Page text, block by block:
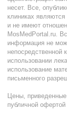
несет. Все,
клиниках
и не имеют
MosMedPortal.ru.
информация не
непосредственной
использовании
использование
письменного
Цены,
публичной